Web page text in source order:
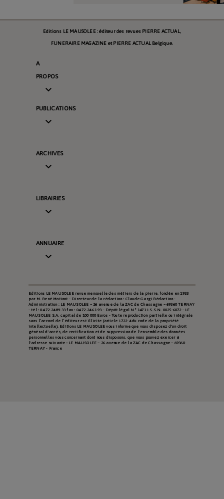
Editions LE MAUSOLEE : éditeur des revues PIERRE ACTUAL,
FUNERAIRE MAGAZINE et PIERRE ACTUAL Belgique.
A
PROPOS

PUBLICATIONS

ARCHIVES

LIBRAIRIES

ANNUAIRE

Editions LE MAUSOLEE revue mensuelle des métiers de la pierre, fondée en 1933
par M. René Motinot - Directeur de la rédaction : Claude Gargi Rédaction -
Administration : LE MAUSOLEE – 26 avenue de la ZAC de Chassagne – 69360 TERNAY
- tél : 04.72.24.89.33 fax : 04.72.24.61.93 - Dépôt légal N° 1471 I.S.S.N. 0025-6072 - LE
MAUSOLEE S.A. capital de 100 000 Euros - Toute reproduction partielle ou intégrale
sans l’accord de l’éditeur est illicite (article L722-4 du code de la propriété
intellectuelle). Editions LE MAUSOLEE vous informe que vous disposez d'un droit
général d'accès, de rectification et de suppression de l'ensemble des données
personnelles vous concernant dont nous disposons, que vous pouvez exercer à
l'adresse suivante : LE MAUSOLEE – 26 avenue de la ZAC de Chassagne – 69360
TERNAY - France